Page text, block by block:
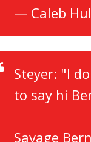
— Caleb
Steyer: "I
to say hi
Savage